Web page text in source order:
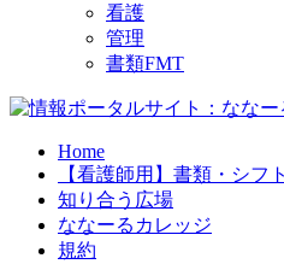
看護
管理
書類FMT
Home
【看護師用】書類・シフ
知り合う広場
ななーるカレッジ
規約